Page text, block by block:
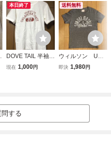
本日終了
DOVE TAIL 半袖T
シャツ
現在 1,000円
送料無料
ウィルソン USA
製半袖Tシャツ
即決 1,980円
する